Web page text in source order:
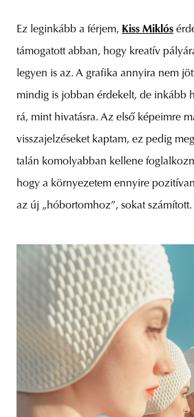
Ez leginkább a férjem, Kiss Miklós
támogatott abban, hogy kreatív
legyen is az. A grafika annyira nem
mindig is jobban érdekelt, de inkább
rá, mint hivatásra. Az első képeimre
visszajelzéseket kaptam, ez pedig
talán komolyabban kellene
hogy a környezetem ennyire
az új „hóbortomhoz”, sokat számított.